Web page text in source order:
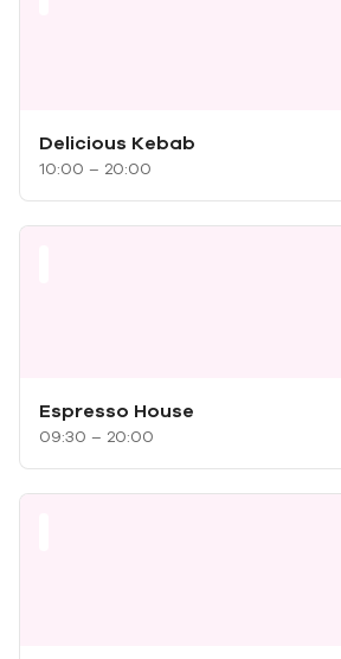
Delicious Kebab
10:00 – 20:00
Espresso House
09:30 – 20:00